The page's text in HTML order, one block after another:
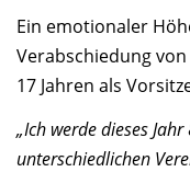
Ein emotionaler
Verabschiedung
17 Jahren als
„Ich werde dieses
unterschiedlichen